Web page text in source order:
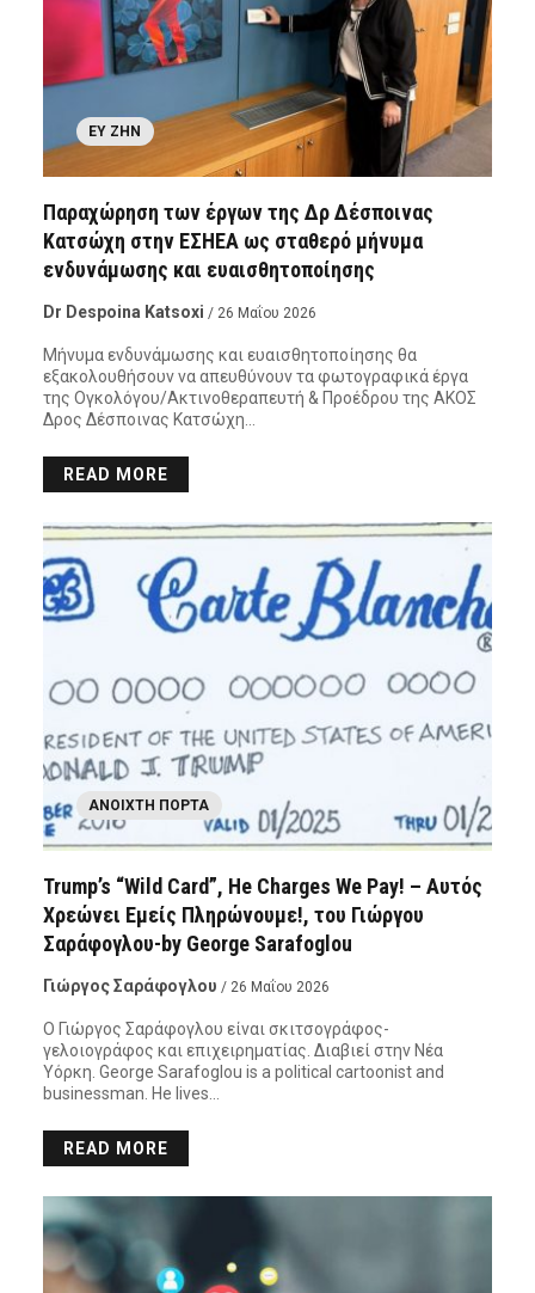
ΕΥ ΖΗΝ
Παραχώρηση των έργων της Δρ Δέσποινας
Κατσώχη στην ΕΣΗΕΑ ως σταθερό μήνυμα
ενδυνάμωσης και ευαισθητοποίησης
Dr Despoina Katsoxi / 26 Μαΐου 2026
Μήνυμα ενδυνάμωσης και ευαισθητοποίησης θα
εξακολουθήσουν να απευθύνουν τα φωτογραφικά έργα
της Ογκολόγου/Ακτινοθεραπευτή & Προέδρου της ΑΚΟΣ
Δρος Δέσποινας Κατσώχη…
READ MORE
ΑΝΟΙΧΤΉ ΠΌΡΤΑ
Trump’s “Wild Card”, He Charges We Pay! – Αυτός
Χρεώνει Εμείς Πληρώνουμε!, του Γιώργου
Σαράφογλου-by George Sarafoglou
Γιώργος Σαράφογλου / 26 Μαΐου 2026
Ο Γιώργος Σαράφογλου είναι σκιτσογράφος-
γελοιογράφος και επιχειρηματίας. Διαβιεί στην Νέα
Υόρκη. George Sarafoglou is a political cartoonist and
businessman. He lives…
READ MORE